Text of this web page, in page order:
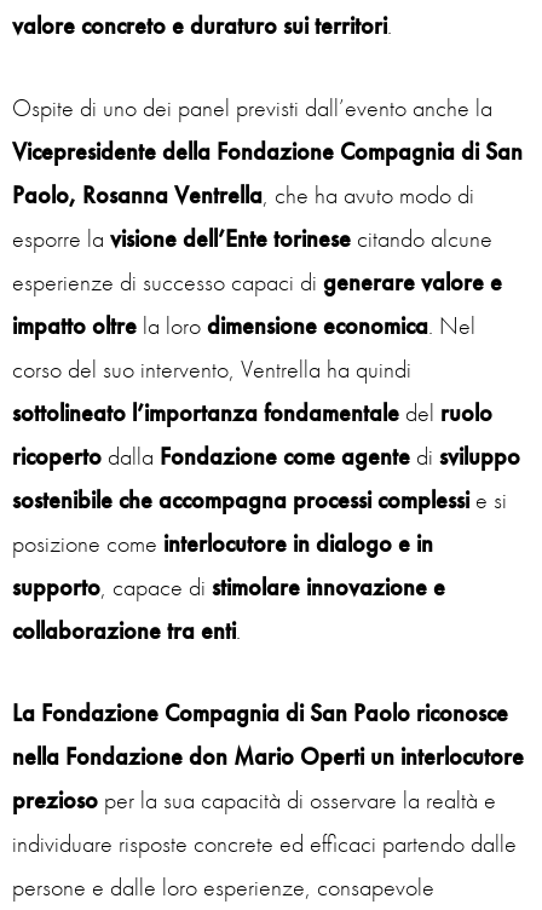
valore concreto e duraturo sui territori.
Ospite di uno dei panel previsti dall’evento anche la
Vicepresidente della Fondazione Compagnia di San
Paolo, Rosanna Ventrella, che ha avuto modo di
esporre la visione dell’Ente torinese citando alcune
esperienze di successo capaci di generare valore e
impatto oltre la lorodimensioneeconomica. Nel
corso del suo intervento, Ventrella ha quindi
sottolineato l’importanza fondamentale del ruolo
ricoperto dalla Fondazionecomeagente di sviluppo
sostenibileche accompagna processi complessie si
posizione come interlocutore in dialogo e in
supporto, capace di stimolare innovazione e
collaborazione tra enti.
La Fondazione Compagnia di San Paolo riconosce
nella Fondazione don Mario Operti un interlocutore
prezioso per la sua capacità di osservare la realtà e
individuare risposte concrete ed efficaci partendo dalle
persone e dalle loro esperienze, consapevole